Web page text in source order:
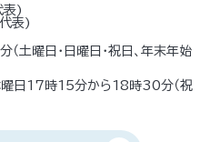
表)
表)
土曜日・日曜日・祝日、年末年始
曜日17時15分から18時30分（祝